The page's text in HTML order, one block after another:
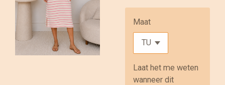
Maat
Laat het me weten
wanneer dit